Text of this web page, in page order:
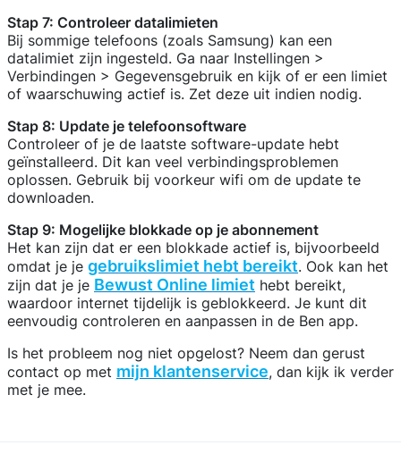
Stap 7: Controleer datalimieten
Bij sommige telefoons (zoals Samsung) kan een
datalimiet zijn ingesteld. Ga naar Instellingen >
Verbindingen > Gegevensgebruik en kijk of er een limiet
of waarschuwing actief is. Zet deze uit indien nodig.
Stap 8: Update je telefoonsoftware
Controleer of je de laatste software-update hebt
geïnstalleerd. Dit kan veel verbindingsproblemen
oplossen. Gebruik bij voorkeur wifi om de update te
downloaden.
Stap 9: Mogelijke blokkade op je abonnement
Het kan zijn dat er een blokkade actief is, bijvoorbeeld
omdat je je gebruikslimiet hebt bereikt. Ook kan het
zijn dat je je Bewust Online limiet hebt bereikt,
waardoor internet tijdelijk is geblokkeerd. Je kunt dit
eenvoudig controleren en aanpassen in de Ben app.
Is het probleem nog niet opgelost? Neem dan gerust
contact op met mijn klantenservice, dan kijk ik verder
met je mee.